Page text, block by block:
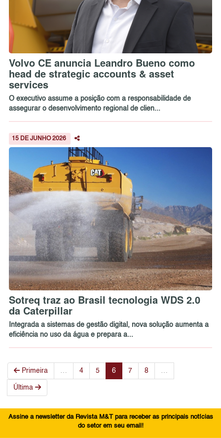
Volvo CE anuncia Leandro Bueno como
head de strategic accounts & asset
services
O executivo assume a posição com a responsabilidade de
assegurar o desenvolvimento regional de clien...
15 DE JUNHO 2026
Sotreq traz ao Brasil tecnologia WDS 2.0
da Caterpillar
Integrada a sistemas de gestão digital, nova solução aumenta a
eficiência no uso da água e prepara a...
Primeira 4 5 6 7 8
Última
Assine a newsletter da Revista M&T para receber as principais notícias
do setor em seu email!